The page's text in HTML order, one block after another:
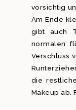
vorsichtig
Am Ende
gibt auch
normalen
Verschluss
die
Makeup ab.